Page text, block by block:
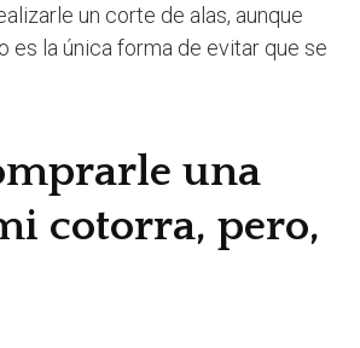
un corte de alas, aunque
es la única forma de evitar que se
una
cotorra, pero,